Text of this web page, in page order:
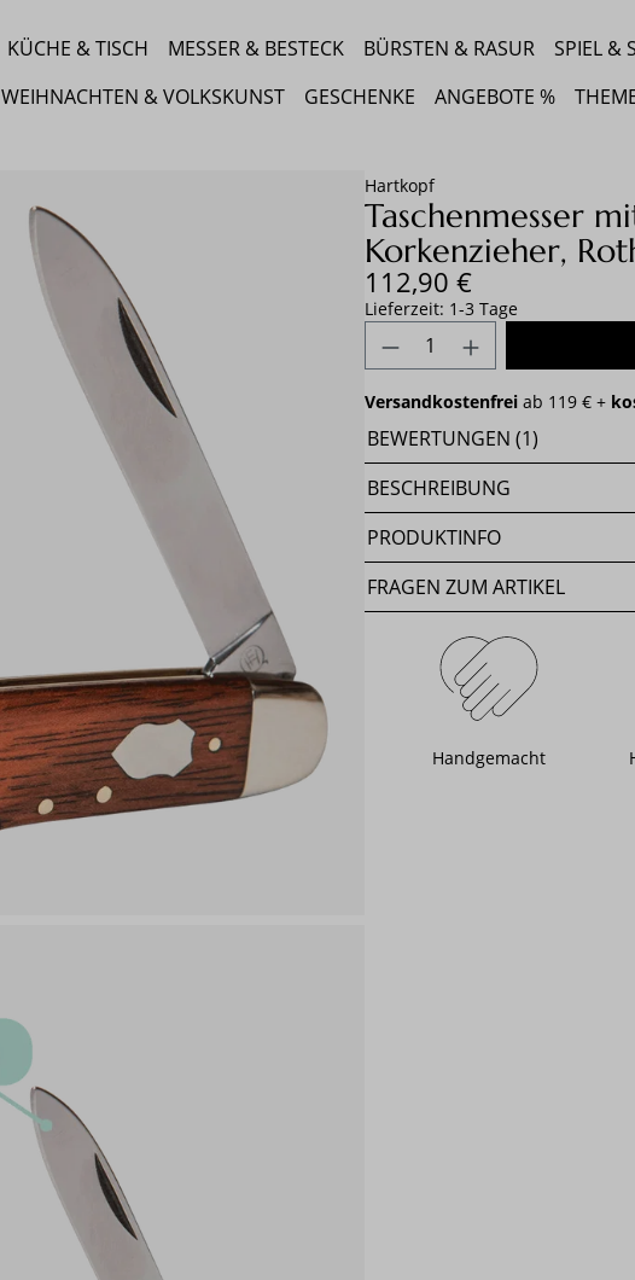
KÜCHE & TISCH MESSER & BESTECK BÜRSTEN & RASUR
SPIEL &
WEIHNACHTEN & VOLKSKUNST
GESCHENKE ANGEBOTE %
Hartkopf
Taschenmesser
Korkenzieher,
Regulärer Preis:
112,90 €
Lieferzeit: 1-3 Tage
Produkt Anzahl:
Versandkostenfrei ab 119 € +
BEWERTUNGEN (1)
BESCHREIBUNG
PRODUKTINFO
FRAGEN ZUM ARTIKEL
Handgemacht